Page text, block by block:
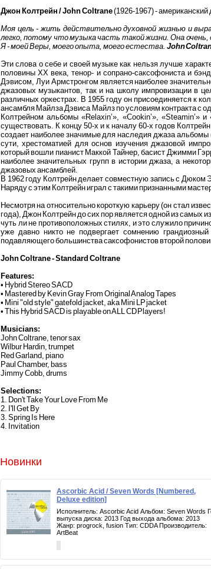
Джон Колтрейн / John Coltrane(1926-1967) - американский
Моя цель - жить действительно духовной жизнью и
легко, потому что музыка часть такой жизни. Она очень,
Я - моей Веры, моего опыта, моего естества. John
Эти слова о себе и своей музыке как нельзя лучше
половины XX века, тенор- и сопрано-саксофониста и
Дэвисом, Луи Армстронгом является наиболее
джазовых музыкантов, так и на школу импровизации в
различных оркестрах. В 1955 году он присоединяется к
ансамбля Майлза Дэвиса Майлз по условиям контракта с
Колтрейном альбомы «Relaxin’», «Cookin’», «Steamin’»
существовать. К концу 50-х и к началу 60-х годов
создает наиболее значимые для наследия джаза
сути, хрестоматией для основ изучения джазовой
который вошли пианист Маккой Тайнер, басист Джимми
наиболее значительных групп в истории джаза, а
джазовых ансамблей.
В 1962 году Колтрейн делает совместную запись с Дюком
Наряду с этим Колтрейн играл с такими признанными
Несмотря на относительно короткую карьеру (он стал
года), Джон Колтрейн до сих пор является одной из самых
чуть ли не противоположных стилях, и это служило
уже давно никто не подвергает сомнению
подавляющего большинства саксофонистов второй
John Coltrane - Standard Coltrane
Features:
• Hybrid Stereo SACD
• Mastered by Kevin Gray From Original Analog Tapes
• Mini "old style" gatefold jacket, aka Mini LP jacket
• This Hybrid SACD is playable on ALL CD Players!
Musicians:
John Coltrane, tenor sax
Wilbur Hardin, trumpet
Red Garland, piano
Paul Chamber, bass
Jimmy Cobb, drums
Selections:
1. Don't Take Your Love From Me
2. I'll Get By
3. Spring Is Here
4. Invitation
Новинки
Ascorbic Acid / Seven Words [Numbered,
Deluxe edition]
Исполнитель: Ascorbic Acid Альбом: Seven Words
выпуска диска: 2013 Год выхода альбома: 2013
Жанр: progrock, fusion Тип: CDDA Производитель:
ArtBeat